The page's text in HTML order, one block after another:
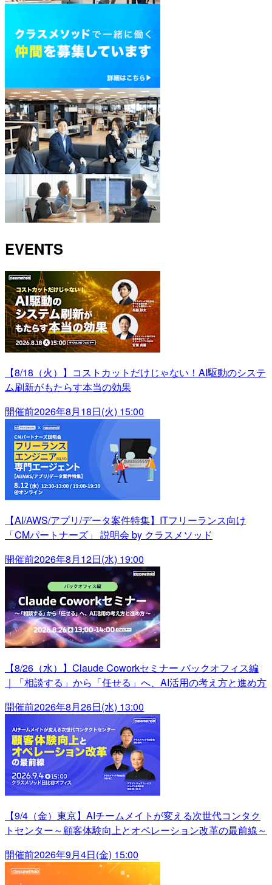
EVENTS
【8/18（火）】コストカットだけじゃない！AI駆動のシステ
ム刷新がもたらす本当の効果
開催前2026年8月18日(火) 15:00
【AI/AWS/アプリ/データ案件特集】ITフリーランス向け
「CMパートナーズ」 説明会 by クラスメソッド
開催前2026年8月12日(水) 19:00
【8/26（水）】Claude Coworkセミナー バックオフィス編
｜「相談する」から「任せる」へ、AI活用の考え方と進め方
開催前2026年8月26日(水) 13:00
【9/4（金）東京】AIチームメイトが変える次世代コンタク
トセンター～顧客体験向上とオペレーション改革の最前線～
開催前2026年9月4日(金) 15:00